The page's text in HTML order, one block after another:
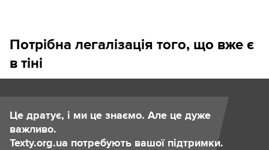
Потрібна легалізація того, що вже є
в тіні
Це дратує, і ми це знаємо. Але це дуже
важливо.
Texty.org.ua потребують вашої підтримки.